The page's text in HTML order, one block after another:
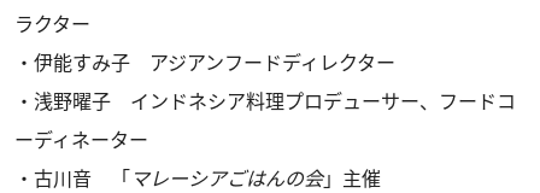
ラクター
・伊能すみ子 アジアンフードディレクター
・浅野曜子 インドネシア料理プロデューサー、フードコ
ーディネーター
・古川音 「マレーシアごはんの会」主催